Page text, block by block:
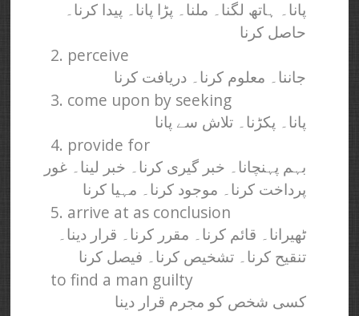
پانا۔ ہاتھ لگنا۔ ملنا۔ پڑا پانا۔ پیدا کرنا۔
حاصل کرنا
2. perceive
جاننا۔ معلوم کرنا۔ دریافت کرنا
3. come upon by seeking
پانا۔ پکڑنا۔ تلاش سے پانا
4. provide for
بہم پہنچانا۔ خبر گیری کرنا۔ خبر لینا۔ غور
پرداخت کرنا۔ موجود کرنا۔ مہیا کرنا
5. arrive at as conclusion
ٹھیرانا۔ قائم کرنا۔ مقرر کرنا۔ قرار دینا۔
تنقیح کرنا۔ تشخیص کرنا۔ فیصل کرنا
to find a man guilty
کسی شخص کو مجرم قرار دینا